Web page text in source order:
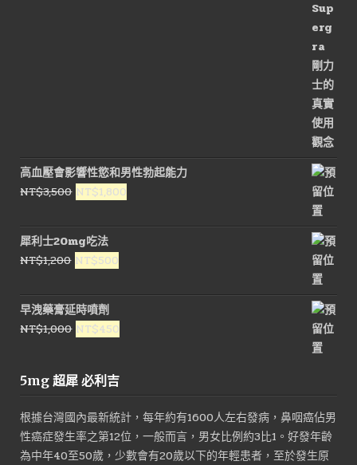
高血壓會影響性慾和男性勃起能力
NT$3,500 原
價
格：
NT$3,500。
NT$1,800
價
犀利士20mg吃法
NT$1,200 原
價
格：
NT$1,200。
NT$500
價
格：
NT$500。
早洩藥膏延時噴劑
NT$1,000 原
格：
NT$450
5mg 超犀 必利吉
根據台灣國內最新統計，每年約有1600人左右發病，鼻咽癌佔男
性癌症發生率之第12位，一般而言，男女比例約3比1。好發年齡
為中年40至50歲，少數會有20歲以下的年輕患者，至於發生原